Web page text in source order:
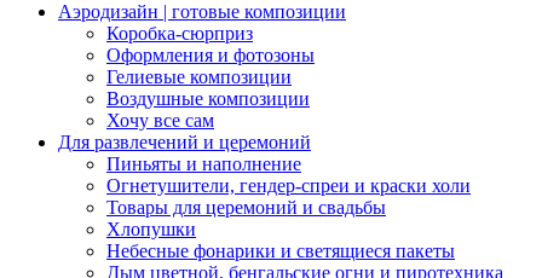
Аэродизайн | готовые композиции
Коробка-сюрприз
Оформления и фотозоны
Гелиевые композиции
Воздушные композиции
Хочу все сам
Для развлечений и церемоний
Пиньяты и наполнение
Огнетушители, гендер-спреи и краски холи
Товары для церемоний и свадьбы
Хлопушки
Небесные фонарики и светящиеся пакеты
Дым цветной, бенгальские огни и пиротехника